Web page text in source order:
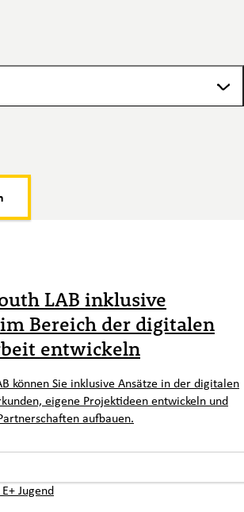
LAB inklusive
Bereich der digitalen
entwickeln
können Sie inklusive Ansätze in der digitalen
eigene Projektideen entwickeln und
aufbauen.
E+ Jugend